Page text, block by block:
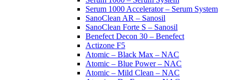
Serum 1000 Accelerator – Serum System
SanoClean AR – Sanosil
SanoClean Forte S – Sanosil
Benefect Decon 30 – Benefect
Actizone F5
Atomic – Black Max – NAC
Atomic – Blue Power – NAC
Atomic – Mild Clean – NAC